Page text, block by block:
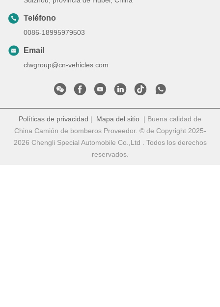
Teléfono
0086-18995979503
Email
clwgroup@cn-vehicles.com
Políticas de privacidad | Mapa del sitio | Buena calidad de
China Camión de bomberos Proveedor. © de Copyright 2025-
2026 Chengli Special Automobile Co.,Ltd . Todos los derechos
reservados.